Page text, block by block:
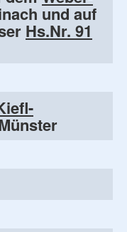
und auf
Hs.Nr. 91